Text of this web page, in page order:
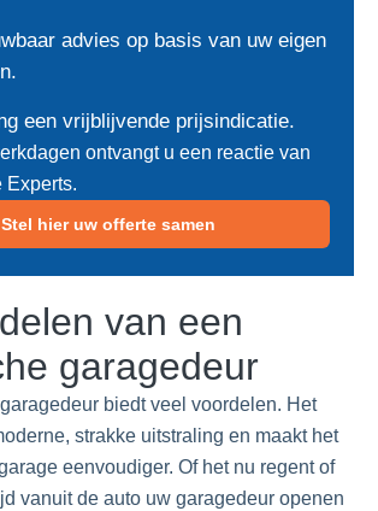
advies op basis van uw eigen
een vrijblijvende prijsindicatie.
ontvangt u een reactie van
Experts.
Stel hier uw offerte samen
van een
garagedeur
biedt veel voordelen. Het
strakke uitstraling en maakt het
eenvoudiger. Of het nu regent of
vanuit de auto uw garagedeur openen